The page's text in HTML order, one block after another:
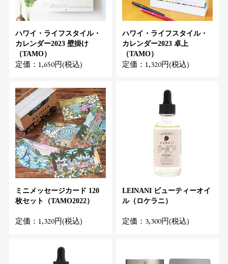
ハワイ・ライフスタイル・
カレンダー2023 壁掛け
（TAMO）
定価：1,650円(税込)
ハワイ・ライフスタイル・
カレンダー2023 卓上
（TAMO）
定価：1,320円(税込)
ミニメッセージカード 120
枚セット（TAMO2022）
定価：1,320円(税込)
LEINANI ビューティーオイ
ル（ロケラニ）
定価：3,300円(税込)